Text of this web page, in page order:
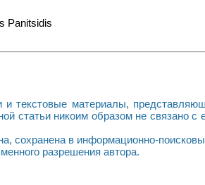
текстовые материалы,
статьи никоим образом не
сохранена в информационно-
разрешения автора.